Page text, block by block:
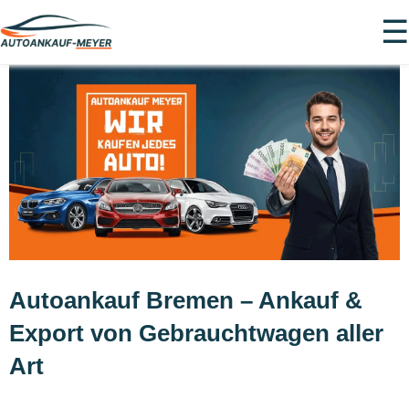
☰
Autoankauf Bremen – Ankauf &
Export von Gebrauchtwagen aller
Art